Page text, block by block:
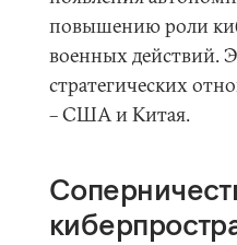
повышению роли
военных действий.
стратегических
– США и Китая.